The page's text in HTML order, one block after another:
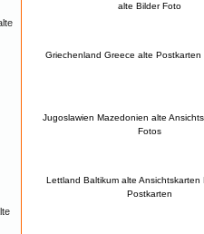
alte Bilder Foto
Griechenland Greece alte Postkarten
Jugoslawien Mazedonien alte
Fotos
Lettland Baltikum alte Ansichtskarten
Postkarten